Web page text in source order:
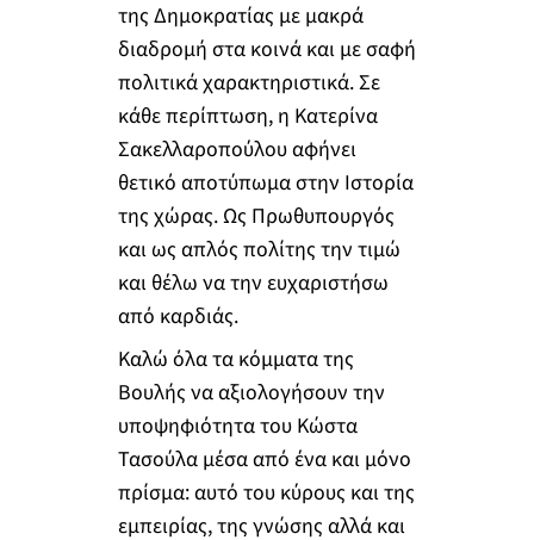
της Δημοκρατίας με μακρά
διαδρομή στα κοινά και με σαφή
πολιτικά χαρακτηριστικά. Σε
κάθε περίπτωση, η Κατερίνα
Σακελλαροπούλου αφήνει
θετικό αποτύπωμα στην Ιστορία
της χώρας. Ως Πρωθυπουργός
και ως απλός πολίτης την τιμώ
και θέλω να την ευχαριστήσω
από καρδιάς.
Καλώ όλα τα κόμματα της
Βουλής να αξιολογήσουν την
υποψηφιότητα του Κώστα
Τασούλα μέσα από ένα και μόνο
πρίσμα: αυτό του κύρους και της
εμπειρίας, της γνώσης αλλά και